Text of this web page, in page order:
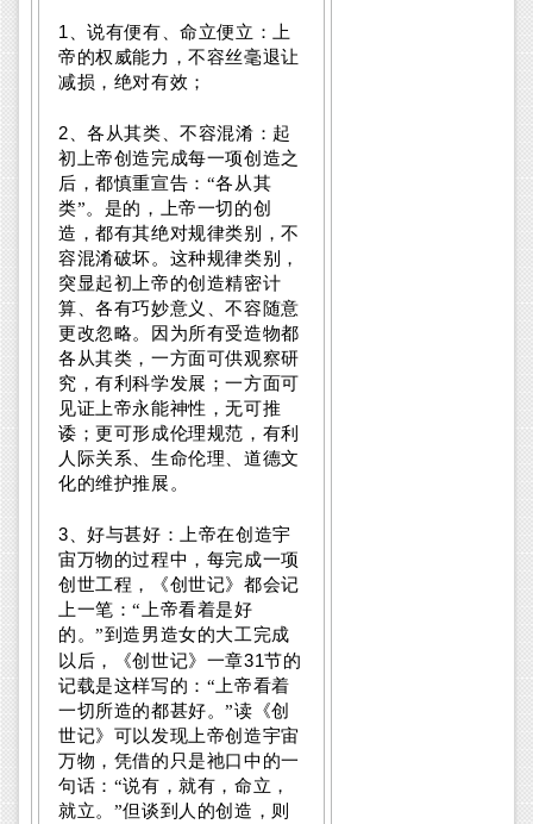
1
、说有便有、命立便立：上
帝的权威能力，不容丝毫退让
减损，绝对有效；
2 、各从其类、不容混淆：起
初上帝创造完成每一项创造之
后，都慎重宣告：“各从其
类”。是的，上帝一切的创
造，都有其绝对规律类别，不
容混淆破坏。这种规律类别，
突显起初上帝的创造精密计
算、各有巧妙意义、不容随意
更改忽略。因为所有受造物都
各从其类，一方面可供观察研
究，有利科学发展；一方面可
见证上帝永能神性，无可推
诿；更可形成伦理规范，有利
人际关系、生命伦理、道德文
化的维护推展。
3 、好与甚好：上帝在创造宇
宙万物的过程中，每完成一项
创世工程，《创世记》都会记
上一笔：“上帝看着是好
的。”到造男造女的大工完成
以后，《创世记》一章31节的
记载是这样写的：“上帝看着
一切所造的都甚好。”读《创
世记》可以发现上帝创造宇宙
万物，凭借的只是祂口中的一
句话：“说有，就有，命立，
就立。”但谈到人的创造，则